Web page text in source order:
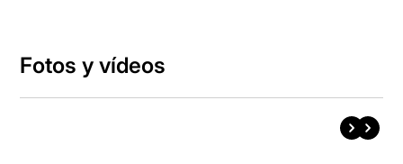
Fotos y vídeos